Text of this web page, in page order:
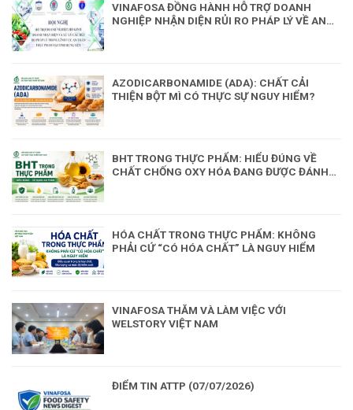
VINAFOSA ĐỒNG HÀNH HỖ TRỢ DOANH
NGHIỆP NHẬN DIỆN RỦI RO PHÁP LÝ VỀ AN
AZODICARBONAMIDE (ADA): CHẤT CẢI
THIỆN BỘT MÌ CÓ THỰC SỰ NGUY HIỂM?
BHT TRONG THỰC PHẨM: HIỂU ĐÚNG VỀ
CHẤT CHỐNG OXY HÓA ĐANG ĐƯỢC ĐÁNH
HÓA CHẤT TRONG THỰC PHẨM: KHÔNG
PHẢI CỨ “CÓ HÓA CHẤT” LÀ NGUY HIỂM
VINAFOSA THĂM VÀ LÀM VIỆC VỚI
WELSTORY VIỆT NAM
ĐIỂM TIN ATTP (07/07/2026)